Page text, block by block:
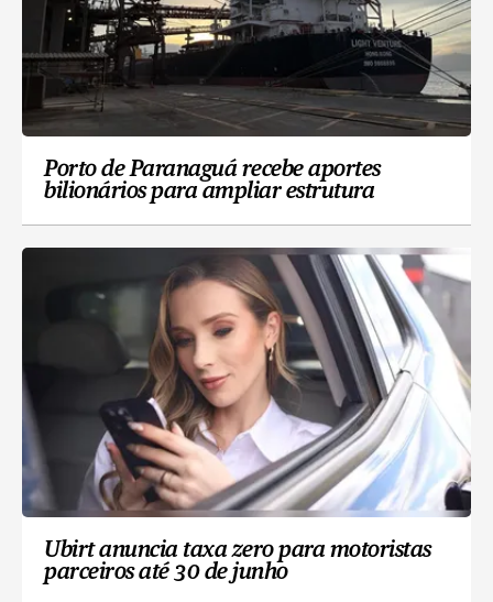
Porto de Paranaguá recebe aportes
bilionários para ampliar estrutura
Ubirt anuncia taxa zero para motoristas
parceiros até 30 de junho